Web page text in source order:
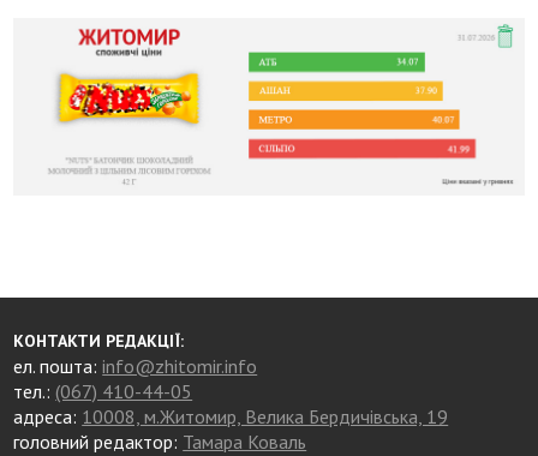
КОНТАКТИ РЕДАКЦІЇ:
ел. пошта:info@zhitomir.info
тел.: (067) 410-44-05
адреса: 10008, м.Житомир, Велика Бердичівська, 19
головний редактор: Тамара Коваль